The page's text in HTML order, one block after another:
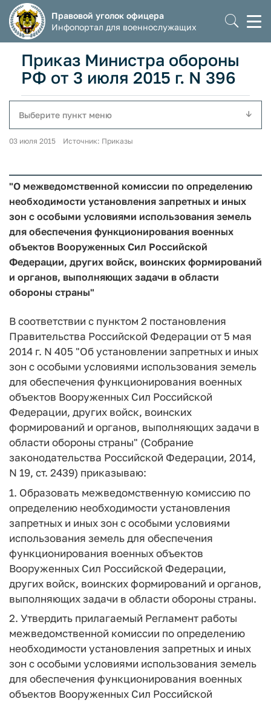
Правовой уголок офицера
Инфопортал для военнослужащих
Приказ Министра обороны
РФ от 3 июля 2015 г. N 396
Выберите пункт меню
03 июля 2015 Источник: Приказы
"О межведомственной комиссии по определению
необходимости установления запретных и иных
зон с особыми условиями использования земель
для обеспечения функционирования военных
объектов Вооруженных Сил Российской
Федерации, других войск, воинских формирований
и органов, выполняющих задачи в области
обороны страны"
В соответствии с пунктом 2 постановления
Правительства Российской Федерации от 5 мая
2014 г. N 405 "Об установлении запретных и иных
зон с особыми условиями использования земель
для обеспечения функционирования военных
объектов Вооруженных Сил Российской
Федерации, других войск, воинских
формирований и органов, выполняющих задачи в
области обороны страны" (Собрание
законодательства Российской Федерации, 2014,
N 19, ст. 2439) приказываю:
1. Образовать межведомственную комиссию по
определению необходимости установления
запретных и иных зон с особыми условиями
использования земель для обеспечения
функционирования военных объектов
Вооруженных Сил Российской Федерации,
других войск, воинских формирований и органов,
выполняющих задачи в области обороны страны.
2. Утвердить прилагаемый Регламент работы
межведомственной комиссии по определению
необходимости установления запретных и иных
зон с особыми условиями использования земель
для обеспечения функционирования военных
объектов Вооруженных Сил Российской